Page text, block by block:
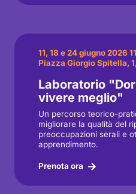
11, 18 e 24 giugno 2026
Piazza Giorgio Spitella,
Laboratorio
vivere meglio"
Un percorso teorico-
migliorare la qualità del
preoccupazioni serali e
apprendimento.
Prenota ora